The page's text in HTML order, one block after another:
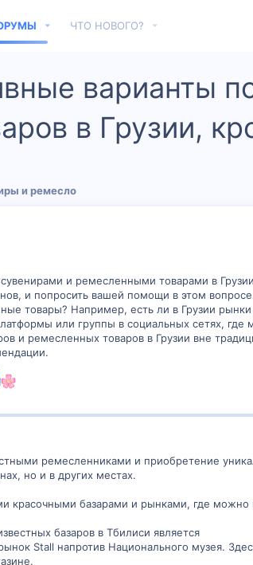
ЧТО НОВОГО?
варианты
в Грузии,
и ремесло
и ремесленными товарами в
и попросить вашей помощи в этом
товары? Например, есть ли в Грузии
или группы в социальных сетях,
и ремесленных товаров в Грузии вне
ремесленниками и приобретение
но и в других местах.
красочными базарами и рынками, где
базаров в Тбилиси является
Stall напротив Национального музея.